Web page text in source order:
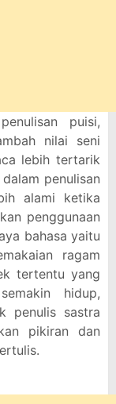
puisi,
nilai seni
lebih tertarik
penulisan
alami ketika
penggunaan
bahasa yaitu
ragam
tertentu yang
hidup,
penulis sastra
pikiran dan